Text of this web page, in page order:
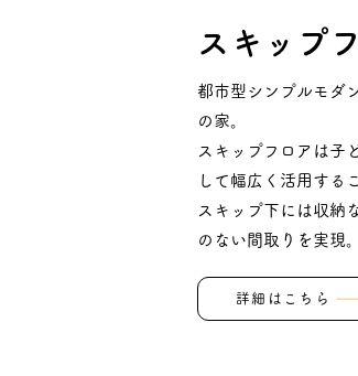
スキップ
都市型シンプルモダ
の家。
スキップフロアは子
して幅広く活用する
スキップ下には収納
のない間取りを実現。
詳細はこちら